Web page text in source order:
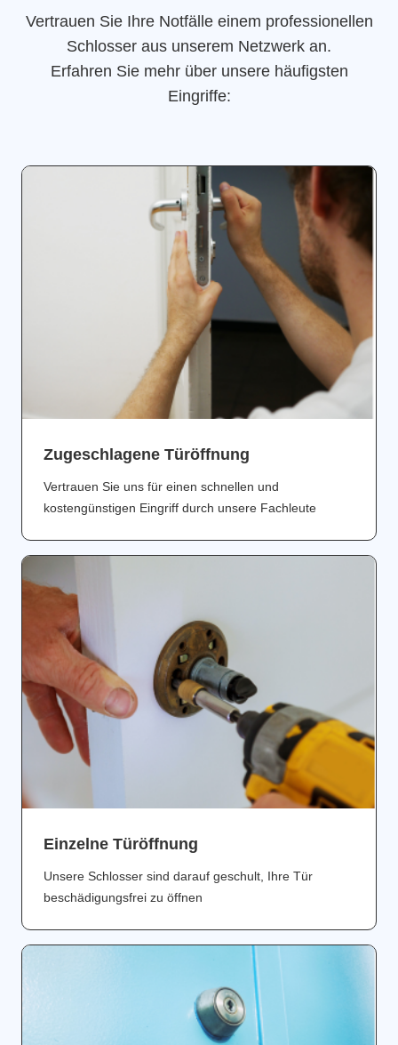
Vertrauen Sie Ihre Notfälle einem professionellen
Schlosser aus unserem Netzwerk an.
Erfahren Sie mehr über unsere häufigsten
Eingriffe:
Zugeschlagene Türöffnung
Vertrauen Sie uns für einen schnellen und
kostengünstigen Eingriff durch unsere Fachleute
Einzelne Türöffnung
Unsere Schlosser sind darauf geschult, Ihre Tür
beschädigungsfrei zu öffnen